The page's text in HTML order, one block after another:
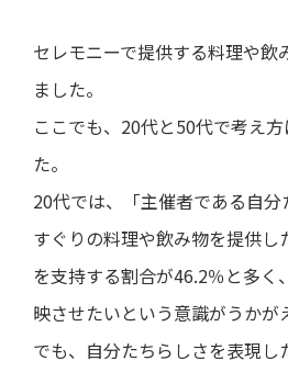
セレモニーで提供する料理や飲
ました。
ここでも、20代と50代で考え
た。
20代では、「主催者である自
すぐりの料理や飲み物を提供し
を支持する割合が46.2％と多く
映させたいという意識がうかが
でも、自分たちらしさを表現し